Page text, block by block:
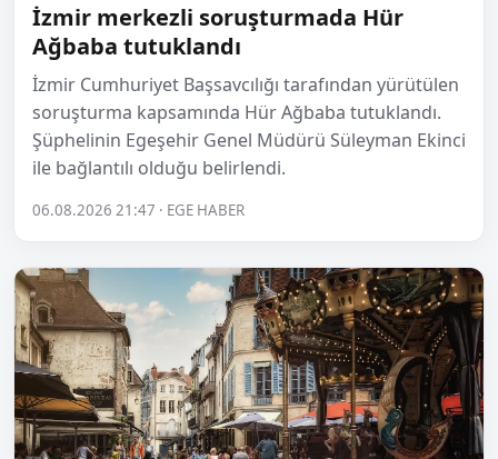
İzmir merkezli soruşturmada Hür
Ağbaba tutuklandı
İzmir Cumhuriyet Başsavcılığı tarafından yürütülen
soruşturma kapsamında Hür Ağbaba tutuklandı.
Şüphelinin Egeşehir Genel Müdürü Süleyman Ekinci
ile bağlantılı olduğu belirlendi.
06.08.2026 21:47 · EGE HABER